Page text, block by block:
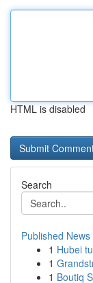
HTML is disabled
Search
Published News
1 Hubei
1
1 Boutiq